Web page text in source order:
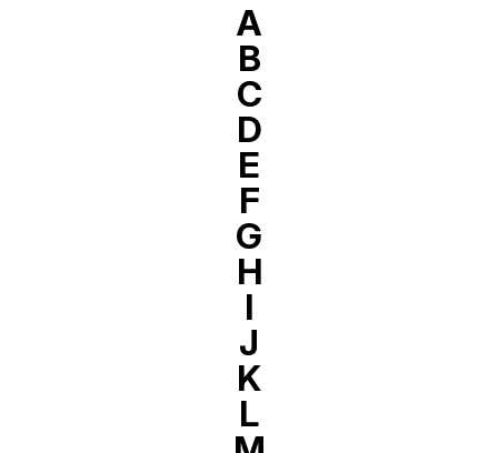
A
B
C
D
E
F
G
H
I
J
K
L